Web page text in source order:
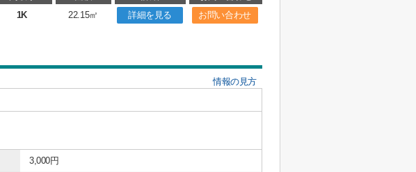
1K 22.15㎡ 詳細を見る お問い合わせ
情報の見方
3,000円